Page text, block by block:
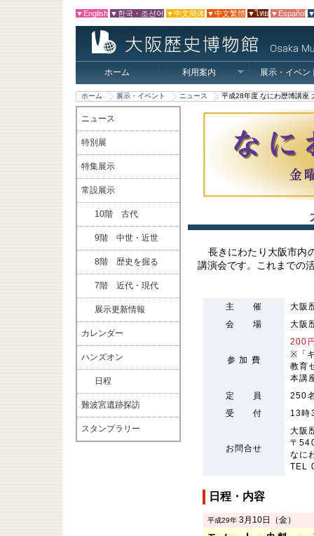
▼English ▼한국・조선어 ▼中文簡体 ▼中文繁體 ▼ไทย ▼Español
ホーム 利用案内 展示・イベン
ホーム 展示・イベント ニュース 平成28年度 なにわ歴博講座
ニュース
特別展
特集展示
常設展示
10階 古代
9階 中世・近世
8階 歴史を掘る
7階 近代・現代
展示更新情報
カレンダー
ハンズオン
日程
難波宮遺跡探訪
スタンプラリー
長きにわたり大阪市内
講演会です。これまでの
主 催
大阪
会 場
大
参 加 費
200
※「
教育
本講
定 員
250
受 付
13時
お問合せ
大阪
〒
なに
TEL
日程・内容
平成29年 3月10日（金）